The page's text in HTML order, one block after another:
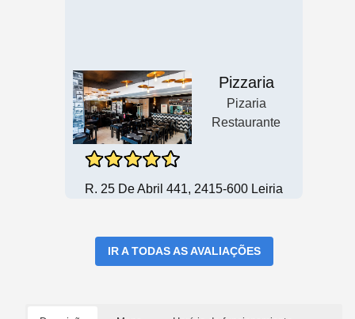
Pizzaria
Pizaria
Restaurante
R. 25 De Abril 441, 2415-600 Leiria
IR A TODAS AS AVALIAÇÕES